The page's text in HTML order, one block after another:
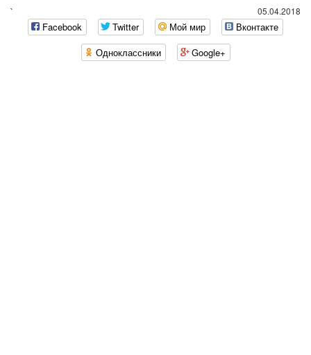
05.04.2018
`
Facebook Twitter Мой мир
Вконтакте
Одноклассники
Google+